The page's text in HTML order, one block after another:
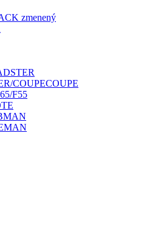
zmenený
COUPECOUPE
F55